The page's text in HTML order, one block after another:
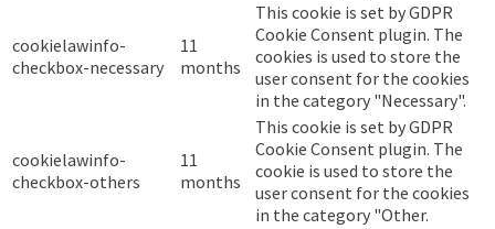
cookielawinfo-
checkbox-necessary
11
months
This cookie is set by GDPR
Cookie Consent plugin. The
cookies is used to store the
user consent for the cookies
in the category "Necessary".
cookielawinfo-
checkbox-others
11
months
This cookie is set by GDPR
Cookie Consent plugin. The
cookie is used to store the
user consent for the cookies
in the category "Other.